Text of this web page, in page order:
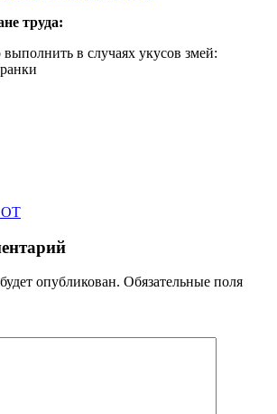
труда:
в случаях укусов змей:
ОТ
опубликован. Обязательные поля